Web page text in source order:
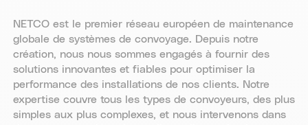
NETCO est le premier réseau européen de maintenance
globale de systèmes de convoyage. Depuis notre
création, nous nous sommes engagés à fournir des
solutions innovantes et fiables pour optimiser la
performance des installations de nos clients. Notre
expertise couvre tous les types de convoyeurs, des plus
simples aux plus complexes, et nous intervenons dans